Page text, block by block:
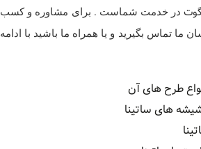
در خدمت شماست . برای مشاوره و کسب
ما تماس بگیرید و یا همراه ما باشید با ادامه
طرح های آن
های ساتینا